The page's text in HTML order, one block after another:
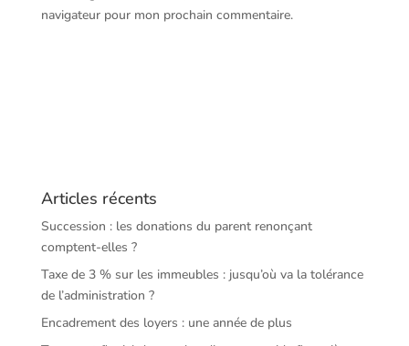
navigateur pour mon prochain commentaire.
Articles récents
Succession : les donations du parent renonçant
comptent-elles ?
Taxe de 3 % sur les immeubles : jusqu’où va la tolérance
de l’administration ?
Encadrement des loyers : une année de plus